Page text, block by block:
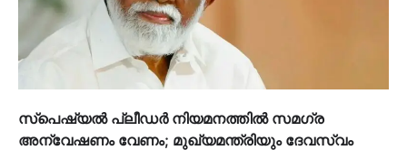
സ്‌പെഷ്യല്‍ പ്ലീഡര്‍ നിയമനത്തില്‍ സമഗ്ര
അന്വേഷണം വേണം; മുഖ്യമന്ത്രിയും ദേവസ്വം